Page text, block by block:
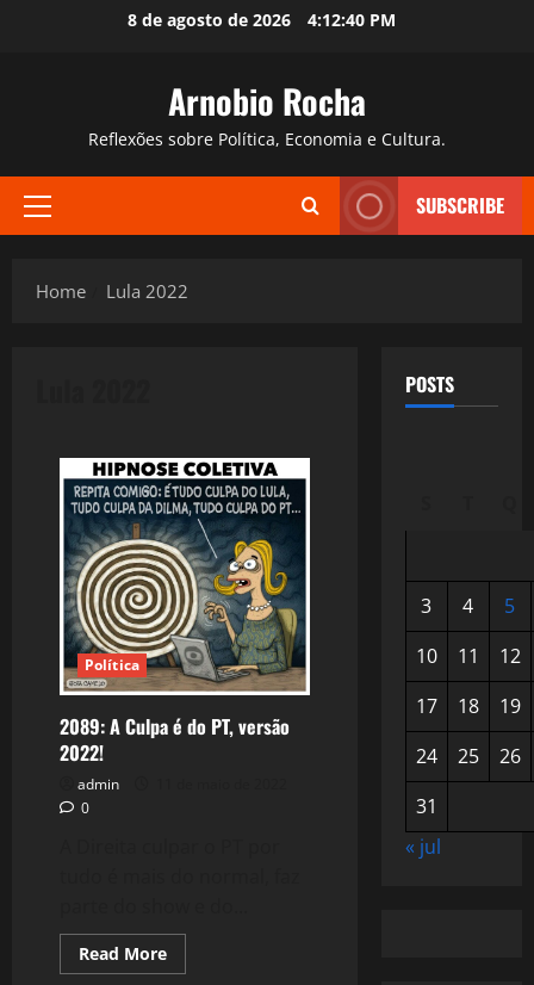
8 de agosto de 2026 4:12:41 PM
Arnobio Rocha
Reflexões sobre Política, Economia e Cultura.
Primary
SUBSCRIBE
Home Lula 2022
Política
2089: A Culpa é do PT, versão
2022!
admin
0
Read MoreRead
more
POSTS
3 4
5
10
11
12
17
18
19
24
25
26
31
« jul